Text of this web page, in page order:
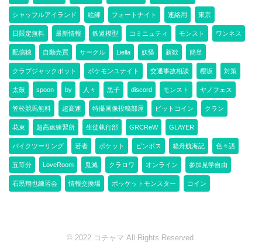
シャッフルアイランド 絵師 フォートナイト 連絡用 東京
日限定無料 最新情報 鉄道模型 コミニュティ モンスト ワンネス
配信聴 自動売買 サークル Liella 妖怪 新歓 簡単
クラブジャックポット ポケモンユナイト 交通事故相談 櫻坂 対策
太鼓 spoon by 人々 黒子 discord モンスト ヤノフェス
笠松競馬無料 超高速 特撮画像投稿部屋 ビットコイン クラン
花束 超高速練習所 生徒執行部 GRCReW GLAYER
バイクツーリング 若者 ポケット ピンポス 箱舟航海記 色々語
五等分 LoveRoom 鬼滅 クラロワ オンライン 参加見学自由
石黒翔也練習会 情報交換場 ポッケットモンスター コイン
© 2022 コチャマ All Rights Reserved.